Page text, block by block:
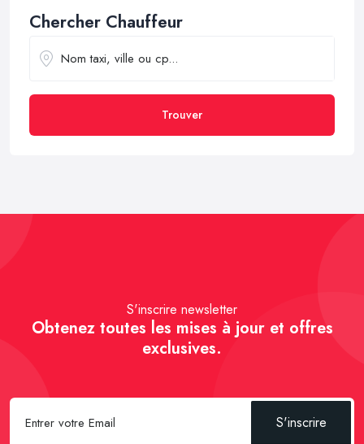
Chercher Chauffeur
Trouver
S'inscrire newsletter
Obtenez toutes les mises à jour et offres
exclusives.
S'inscrire